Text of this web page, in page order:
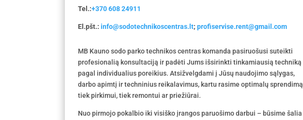
Tel.:+370 608 24911
El.pšt.:info@sodotechnikoscentras.lt;profiservise.rent@gmail.com
MB Kauno sodo parko technikos centras komanda pasiruošusi suteikti
profesionalią konsultaciją ir padėti Jums išsirinkti tinkamiausią techniką
pagal individualius poreikius. Atsižvelgdami į Jūsų naudojimo sąlygas,
darbo apimtį ir techninius reikalavimus, kartu rasime optimalų sprendimą
tiek pirkimui, tiek remontui ar priežiūrai.
Nuo pirmojo pokalbio iki visiško įrangos paruošimo darbui – būsime šalia